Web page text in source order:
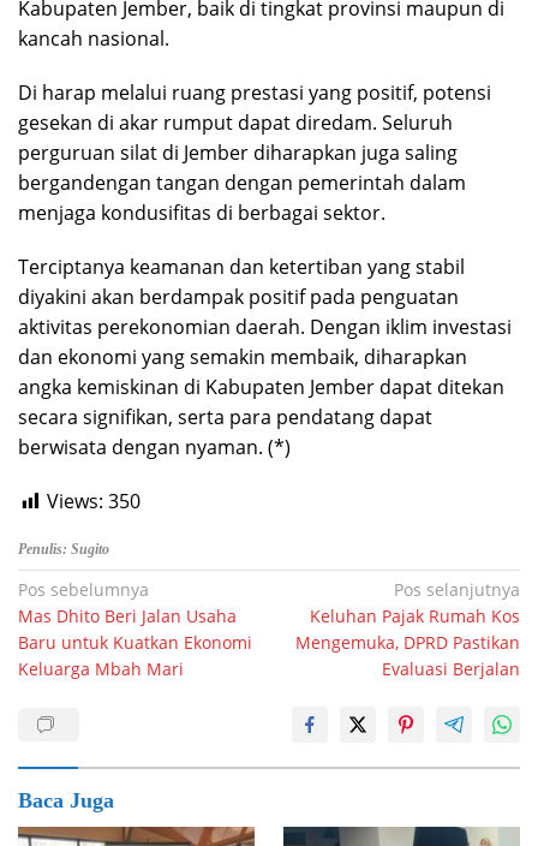
Kabupaten Jember, baik di tingkat provinsi maupun di
kancah nasional.
Di harap ​melalui ruang prestasi yang positif, potensi
gesekan di akar rumput dapat diredam. Seluruh
perguruan silat di Jember diharapkan juga saling
bergandengan tangan dengan pemerintah dalam
menjaga kondusifitas di berbagai sektor.
Terciptanya keamanan dan ketertiban yang stabil
diyakini akan berdampak positif pada penguatan
aktivitas perekonomian daerah. Dengan iklim investasi
dan ekonomi yang semakin membaik, diharapkan
angka kemiskinan di Kabupaten Jember dapat ditekan
secara signifikan, serta para pendatang dapat
berwisata dengan nyaman. (*)
Views: 350
Penulis: Sugito
Navigasi
pos
Pos sebelumnya
Mas Dhito Beri Jalan Usaha
Baru untuk Kuatkan Ekonomi
Keluarga Mbah Mari
Pos selanjutnya
Keluhan Pajak Rumah Kos
Mengemuka, DPRD Pastikan
Evaluasi Berjalan
Baca Juga